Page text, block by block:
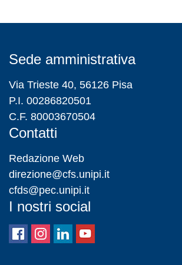
Sede amministrativa
Via Trieste 40, 56126 Pisa
P.I. 00286820501
C.F. 80003670504
Contatti
Redazione Web
direzione@cfs.unipi.it
cfds@pec.unipi.it
I nostri social